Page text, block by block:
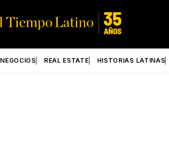
NEGOCIOS REAL ESTATE HISTORIAS LATINAS